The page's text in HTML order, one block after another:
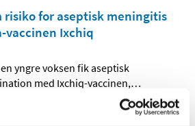
risiko for aseptisk meningitis
vaccinen Ixchiq
yngre voksen fik aseptisk
med Ixchiq-vaccinen,…
apoteker om udlevering